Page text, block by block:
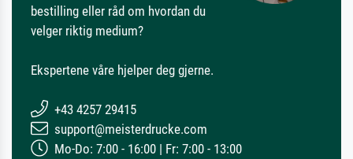
bestilling eller råd om hvordan du
velger riktig medium?
Ekspertene våre hjelper deg gjerne.
+43 4257 29415
support@meisterdrucke.com
Mo-Do: 7:00 - 16:00 | Fr: 7:00 - 13:00